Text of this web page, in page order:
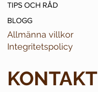
TIPS OCH RÅD
BLOGG
Allmänna villkor
Integritetspolicy
KONTAKT